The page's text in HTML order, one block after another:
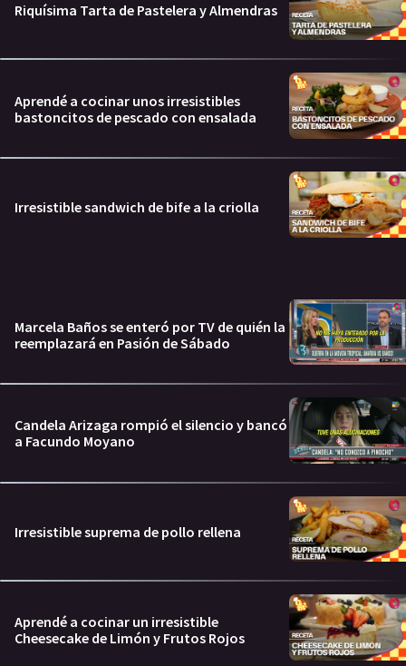
Riquísima Tarta de Pastelera y Almendras
Aprendé a cocinar unos irresistibles
bastoncitos de pescado con ensalada
Irresistible sandwich de bife a la criolla
Marcela Baños se enteró por TV de quién la
reemplazará en Pasión de Sábado
Candela Arizaga rompió el silencio y bancó
a Facundo Moyano
Irresistible suprema de pollo rellena
Aprendé a cocinar un irresistible
Cheesecake de Limón y Frutos Rojos